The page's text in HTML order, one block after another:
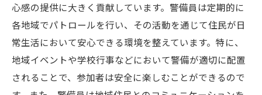
心感の提供に大きく貢献しています。警備員は定期的に
各地域でパトロールを行い、その活動を通じて住民が日
常生活において安心できる環境を整えています。特に、
地域イベントや学校行事などにおいて警備が適切に配置
されることで、参加者は安全に楽しむことができるので